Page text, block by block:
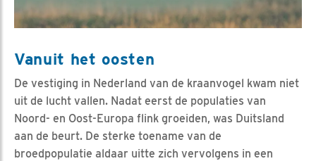
Vanuit het oosten
De vestiging in Nederland van de kraanvogel kwam niet
uit de lucht vallen. Nadat eerst de populaties van
Noord- en Oost-Europa flink groeiden, was Duitsland
aan de beurt. De sterke toename van de
broedpopulatie aldaar uitte zich vervolgens in een